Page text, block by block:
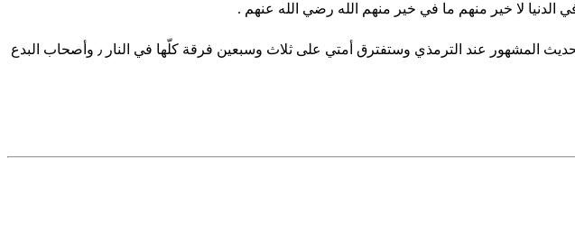
لا خير منهم ما في خير منهم الله رضي الله عنهم .
لكن ابن تيمية قال { أي قول لم يقل به الصحابة ٫ خالف الصحابة فهو قول مبتدع } ويصدّق قول ابن تيمية هذا الحديث المشهور عند الترمذي وستفترق أمتي على ثلاث وسبعين فرقة كلّها في النار ٫ وأصحاب البدع